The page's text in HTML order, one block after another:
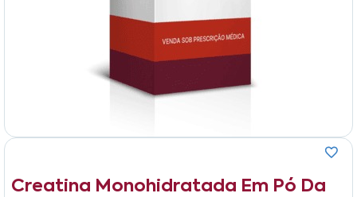
Creatina Monohidratada Em Pó Da